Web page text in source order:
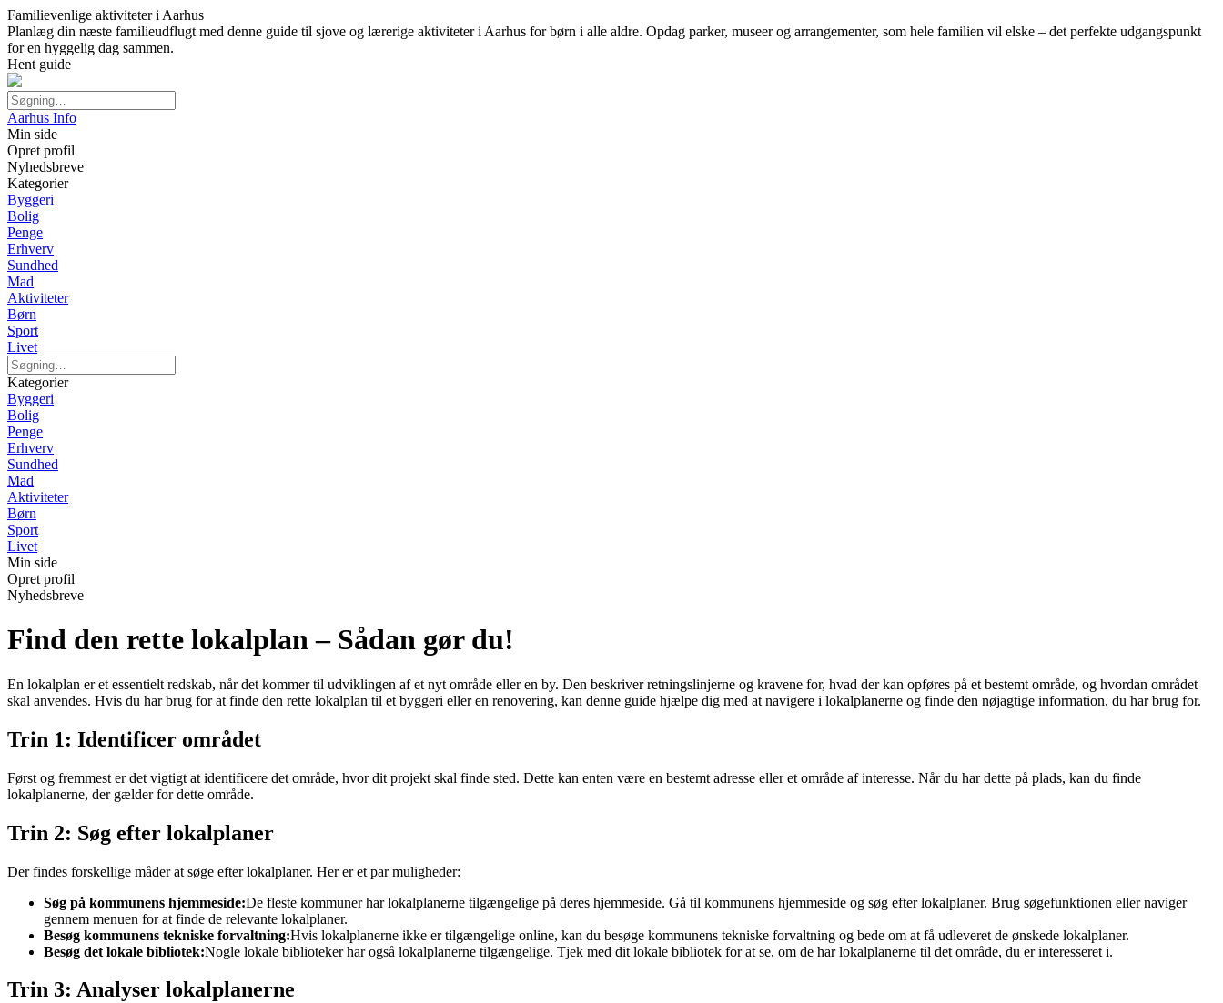
Familievenlige aktiviteter i Aarhus
Planlæg din næste familieudflugt med denne guide til sjove og lærerige aktiviteter i Aarhus for børn i alle aldre. Opdag parker, museer og arrangementer, som hele familien vil elske – det perfekte udgangspunkt
for en hyggelig dag sammen.
Hent guide
Aarhus Info
Min side
Opret profil
Nyhedsbreve
Kategorier
Byggeri
Bolig
Penge
Erhverv
Sundhed
Mad
Aktiviteter
Børn
Sport
Livet
Kategorier
Byggeri
Bolig
Penge
Erhverv
Sundhed
Mad
Aktiviteter
Børn
Sport
Livet
Min side
Opret profil
Nyhedsbreve
Find den rette lokalplan – Sådan gør du!
En lokalplan er et essentielt redskab, når det kommer til udviklingen af et nyt område eller en by. Den beskriver retningslinjerne og kravene for, hvad der kan opføres på et bestemt område, og hvordan området
skal anvendes. Hvis du har brug for at finde den rette lokalplan til et byggeri eller en renovering, kan denne guide hjælpe dig med at navigere i lokalplanerne og finde den nøjagtige information, du har brug for.
Trin 1: Identificer området
Først og fremmest er det vigtigt at identificere det område, hvor dit projekt skal finde sted. Dette kan enten være en bestemt adresse eller et område af interesse. Når du har dette på plads, kan du finde
lokalplanerne, der gælder for dette område.
Trin 2: Søg efter lokalplaner
Der findes forskellige måder at søge efter lokalplaner. Her er et par muligheder:
Søg på kommunens hjemmeside:De fleste kommuner har lokalplanerne tilgængelige på deres hjemmeside. Gå til kommunens hjemmeside og søg efter lokalplaner. Brug søgefunktionen eller naviger
gennem menuen for at finde de relevante lokalplaner.
Besøg kommunens tekniske forvaltning:Hvis lokalplanerne ikke er tilgængelige online, kan du besøge kommunens tekniske forvaltning og bede om at få udleveret de ønskede lokalplaner.
Besøg det lokale bibliotek:Nogle lokale biblioteker har også lokalplanerne tilgængelige. Tjek med dit lokale bibliotek for at se, om de har lokalplanerne til det område, du er interesseret i.
Trin 3: Analyser lokalplanerne